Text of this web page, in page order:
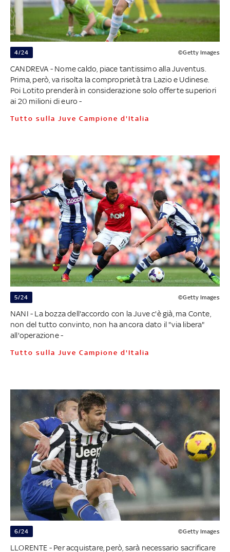
4/24 ©Getty Images
CANDREVA - Nome caldo, piace tantissimo alla Juventus.
Prima, però, va risolta la comproprietà tra Lazio e Udinese.
Poi Lotito prenderà in considerazione solo offerte superiori
ai 20 milioni di euro -
Tutto sulla Juve Campione d'Italia
5/24 ©Getty Images
NANI - La bozza dell'accordo con la Juve c'è già, ma Conte,
non del tutto convinto, non ha ancora dato il "via libera"
all'operazione -
Tutto sulla Juve Campione d'Italia
6/24 ©Getty Images
LLORENTE - Per acquistare, però, sarà necessario sacrificare